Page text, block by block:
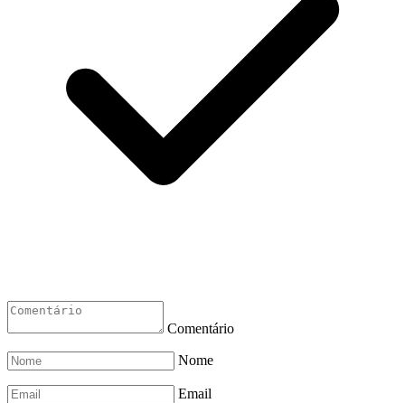
Comentário
Nome
Email